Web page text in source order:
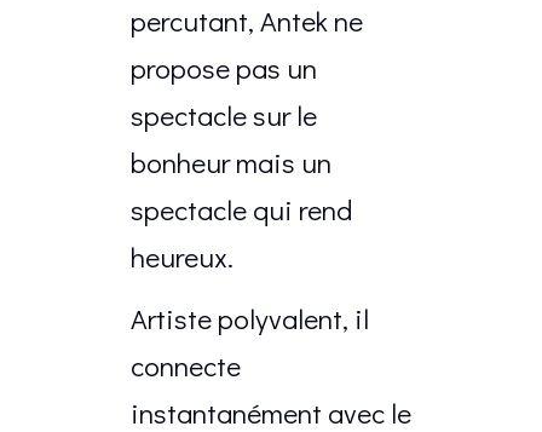
percutant, Antek ne
propose pas un
spectacle sur le
bonheur mais un
spectacle qui rend
heureux.
Artiste polyvalent, il
connecte
instantanément avec le